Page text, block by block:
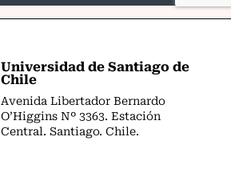
Universidad de Santiago de
Chile
Avenida Libertador Bernardo
O’Higgins Nº 3363. Estación
Central. Santiago. Chile.